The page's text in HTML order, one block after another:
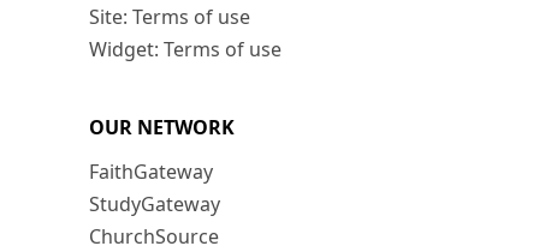
Site: Terms of use
Widget: Terms of use
OUR NETWORK
FaithGateway
StudyGateway
ChurchSource